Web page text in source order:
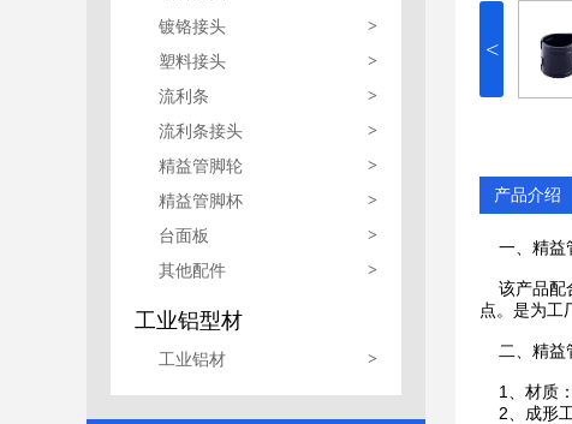
镀铬接头 >
塑料接头 >
流利条 >
流利条接头 >
精益管脚轮 >
精益管脚杯 >
台面板 >
其他配件 >
工业铝型材
工业铝材 >
<
产品介绍
一、精益
该产品配
点。是为工
二、精益
1、材质
2、成形工